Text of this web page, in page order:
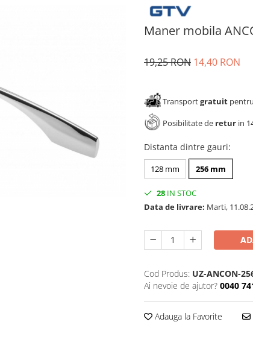
Maner mobila
19,25 RON 14,40 RON
Transportgratuit
Posibilitate de retur in
Distanta dintre gauri:
128 mm 256 mm
28 IN STOC
Data de livrare: Marti,
Cod Produs: UZ-ANCON-
Ai nevoie de ajutor? 0040
Adauga la Favorite